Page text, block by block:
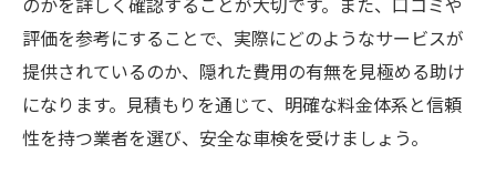
評価を参考にすることで、実際にどのようなサービスが
提供されているのか、隠れた費用の有無を見極める助け
になります。見積もりを通じて、明確な料金体系と信頼
性を持つ業者を選び、安全な車検を受けましょう。